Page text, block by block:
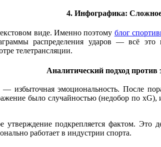
4. Инфографика:
виде. Именно поэтому блог
распределения ударов — всё это
телетрансляции.
Аналитический подход против
эмоциональность. После
было случайностью (недобор по
подкрепляется фактом. Это
работает в индустрии спорта.